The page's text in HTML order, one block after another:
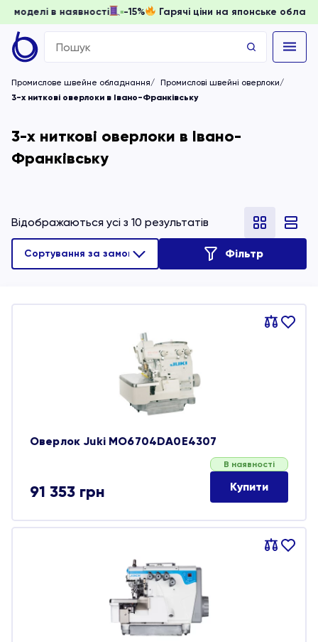
доки моделі в наявності -15% Гарячі ціни на японське
Search
for:
Промислове швейне обладнання
Промислові швейні оверлоки
3-х ниткові оверлоки в Івано-Франківську
3-х ниткові оверлоки в Івано-
Франківську
Відображаються усі з 10 результатів
Фільтр
Порівняти
В
Оверлок Juki MO6704DA0E4307
91 353 грн
В наявності
Купити
Порівняти
В